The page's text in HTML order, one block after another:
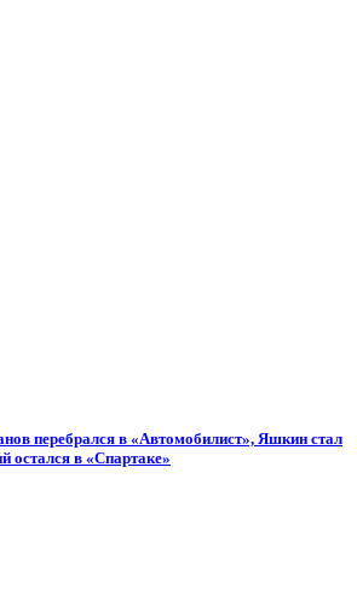
перебрался в «Автомобилист», Яшкин стал
остался в «Спартаке»